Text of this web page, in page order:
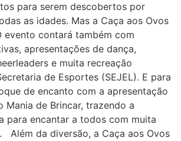
para serem descobertos por
as idades. Mas a Caça aos Ovos
evento contará também com
apresentações de dança,
e muita recreação
de Esportes (SEJEL). E para
de encanto com a apresentação
Mania de Brincar, trazendo a
para encantar a todos com muita
Além da diversão, a Caça aos Ovos